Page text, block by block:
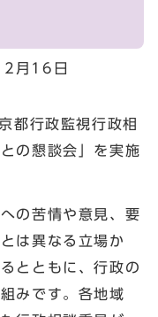
月16日
行政監視行政相
の懇談会」を実施
の苦情や意見、要
は異なる立場か
とともに、行政の
みです。各地域